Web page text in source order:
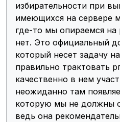
избирательности при
имеющихся на сервере
где-то мы опираемся на
нет. Это официальный
который несет задачу
правильно трактовать
качественно в нем
неожиданно там
которую мы не должны
ведь она